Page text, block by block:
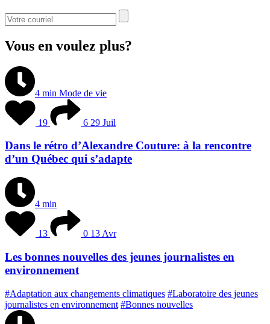
Vous en voulez plus?
4 min Mode de vie
19 6 29 Juil
Dans le rétro d’Alexandre Couture: à la rencontre
d’un Québec qui s’adapte
4 min
13 0 13 Avr
Les bonnes nouvelles des jeunes journalistes en
environnement
#Adaptation aux changements climatiques #Laboratoire des jeunes
journalistes en environnement #Bonnes nouvelles